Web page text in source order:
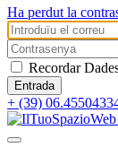
Ha perdut la
Recordar
+ (39)